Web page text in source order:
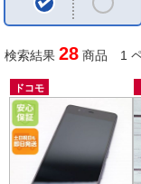
検索結果 28 商品 1
ドコモ